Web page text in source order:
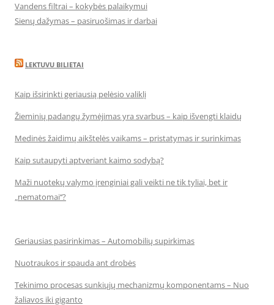
Vandens filtrai – kokybės palaikymui
Sienų dažymas – pasiruošimas ir darbai
LEKTUVU BILIETAI
Kaip išsirinkti geriausią pelėsio valiklį
Žieminių padangų žymėjimas yra svarbus – kaip išvengti klaidų
Medinės žaidimų aikštelės vaikams – pristatymas ir surinkimas
Kaip sutaupyti aptveriant kaimo sodybą?
Maži nuotekų valymo įrenginiai gali veikti ne tik tyliai, bet ir
„nematomai‘‘?
Geriausias pasirinkimas – Automobilių supirkimas
Nuotraukos ir spauda ant drobės
Tekinimo procesas sunkiųjų mechanizmų komponentams – Nuo
žaliavos iki giganto